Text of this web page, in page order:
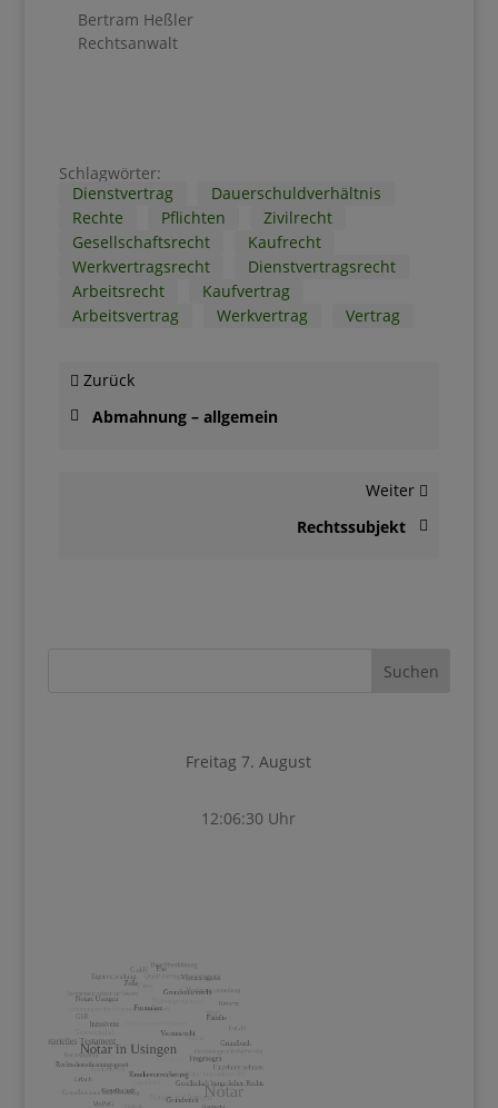
Bertram Heßler
Rechtsanwalt
Schlagwörter:
Dienstvertrag
Dauerschuldverhältnis
Rechte
Pflichten
Zivilrecht
Gesellschaftsrecht
Kaufrecht
Werkvertragsrecht
Dienstvertragsrecht
Arbeitsrecht
Kaufvertrag
Arbeitsvertrag
Werkvertrag Vertrag
Zurück
Abmahnung – allgemein
Weiter
Rechtssubjekt
Freitag 7. August
12:06:30 Uhr